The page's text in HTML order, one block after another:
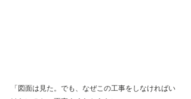
「図面は見た。でも、なぜこの工事をしなければい